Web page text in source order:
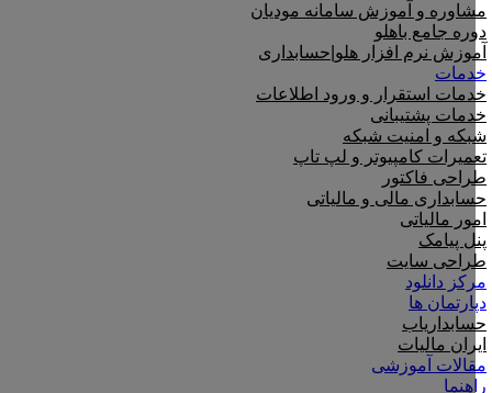
مشاوره و آموزش سامانه مودیان
دوره جامع باهلو
آموزش نرم افزار هلو|حسابداری
خدمات
خدمات استقرار و ورود اطلاعات
خدمات پشتیبانی
شبکه و امنیت شبکه
تعمیرات کامپیوتر و لپ تاپ
طراحی فاکتور
حسابداری مالی و مالیاتی
امور مالیاتی
پنل پیامک
طراحی سایت
مرکز دانلود
دپارتمان ها
حسابداریاب
ایران مالیات
مقالات آموزشی
راهنما